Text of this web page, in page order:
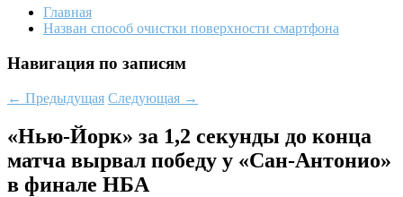
Главная
Назван способ очистки поверхности смартфона
Навигация по записям
← Предыдущая Следующая →
«Нью-Йорк» за 1,2 секунды до конца
матча вырвал победу у «Сан-Антонио»
в финале НБА